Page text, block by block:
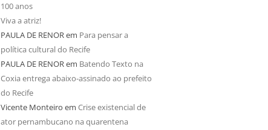
100 anos
Viva a atriz!
PAULA DE RENORem Para pensar a
política cultural do Recife
PAULA DE RENORem Batendo Texto na
Coxia entrega abaixo-assinado ao prefeito
do Recife
Vicente Monteiro em Crise existencial de
ator pernambucano na quarentena